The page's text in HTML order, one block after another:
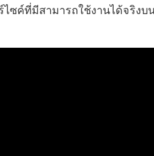
ไซค์ที่มีสามารถใช้งานได้จริง